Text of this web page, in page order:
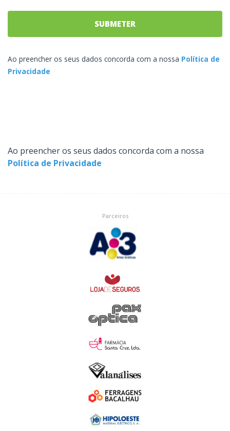
SUBMETER
Ao preencher os seus dados concorda com a nossa Política de
Privacidade
Ao preencher os seus dados concorda com a nossa
Política de Privacidade
Parceiros